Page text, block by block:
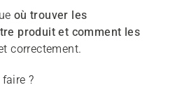
où trouver les
produit et comment les
correctement.
?